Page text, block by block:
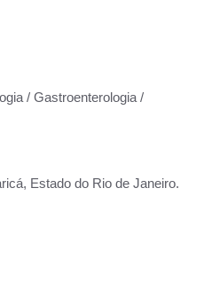
/ Gastroenterologia /
Estado do Rio de Janeiro.